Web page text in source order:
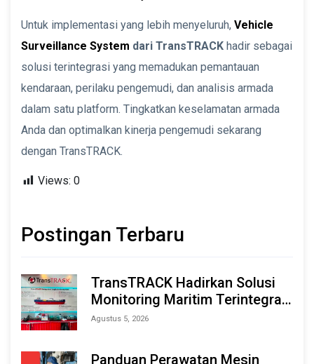
Untuk implementasi yang lebih menyeluruh, Vehicle
Surveillance System dari TransTRACK hadir sebagai
solusi terintegrasi yang memadukan pemantauan
kendaraan, perilaku pengemudi, dan analisis armada
dalam satu platform. Tingkatkan keselamatan armada
Anda dan optimalkan kinerja pengemudi sekarang
dengan TransTRACK.
Views: 0
Postingan Terbaru
TransTRACK Hadirkan Solusi
Monitoring Maritim Terintegrasi
Berbasis AI & IoT di Indonesia
Agustus 5, 2026
Panduan Perawatan Mesin